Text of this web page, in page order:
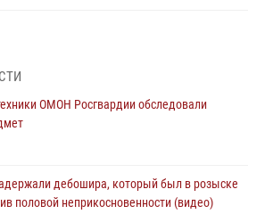
8
провели волейбольный турнир на
горячим следам задержали
хищении из аптеки (видео)
ОМОН Росгвардии обследовали
дебошира, который был в розыске
половой неприкосновенности (видео)